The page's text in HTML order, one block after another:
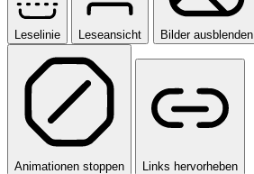
Leselinie Leseansicht Bilder ausblenden
Animationen stoppen Links hervorheben